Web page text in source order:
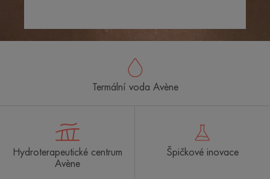
Termální voda Avène
Hydroterapeutické centrum
Avène
Špičkové inovace